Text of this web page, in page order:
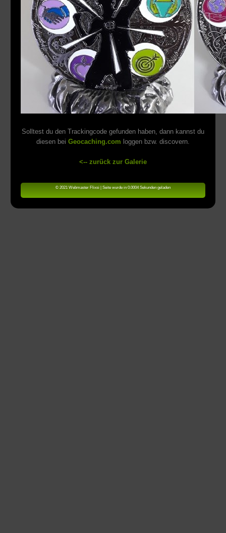
Solltest du den Trackingcode gefunden haben, dann kannst du
diesen bei Geocaching.com loggen bzw. discovern.
<-- zurück zur Galerie
© 2021 Webmaster Flixsi | Seite wurde in 0.0004 Sekunden geladen